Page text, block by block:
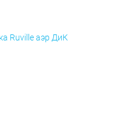
Ruville аэр ДиК